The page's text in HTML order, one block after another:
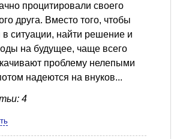
процитировали своего
друга. Вместо того, чтобы
в ситуации, найти решение и
на будущее, чаще всего
проблему нелепыми
надеются на внуков...
4